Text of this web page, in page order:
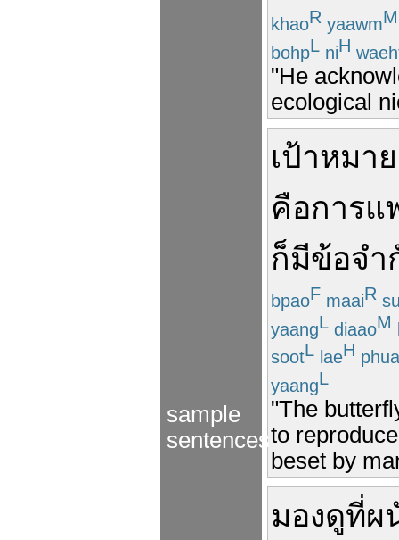
sample
sentences
khaoR yaawmM
bohpL niH
"He
ecological
เป้าหมาย
คือการแ
ก็มีข้อจำ
bpaoF maaiR
yaangL diaaoM
sootL laeH
yaangL
"The
to
beset by
มองดูที่ผ